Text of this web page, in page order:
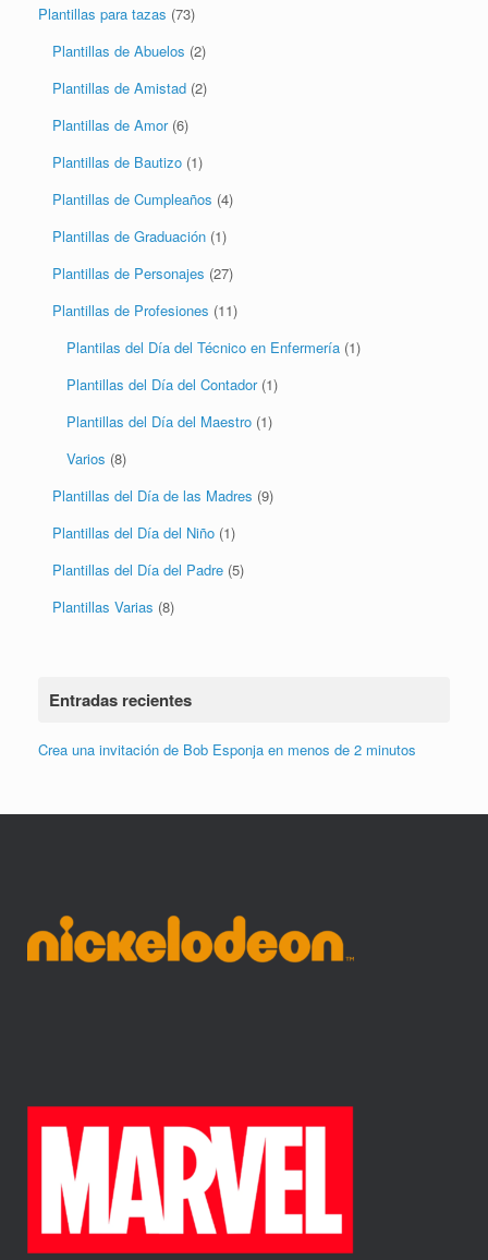
Plantillas de Amistad (2)
Plantillas de Amor (6)
Plantillas de Bautizo (1)
Plantillas de Cumpleaños
Plantillas de Graduación
Plantillas de Personajes (27)
Plantillas de Profesiones (11)
Plantilas del Día del Técnico en Enfermería
Plantillas del Día del Contador
Plantillas del Día del Maestro (1)
Varios (8)
Plantillas del Día de las Madres (9)
Plantillas del Día del Niño
Plantillas del Día del Padre (5)
Plantillas Varias (8)